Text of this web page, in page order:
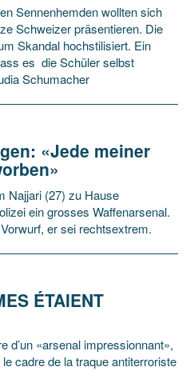
Sennenhemden wollten sich
Schweizer präsentieren. Die
Skandal hochstilisiert. Ein
es die Schüler selbst
Schumacher
«Jede meiner
Najjari (27) zu Hause
ein grosses Waffenarsenal.
er sei rechtsextrem.
ÉTAIENT
d’un «arsenal impressionnant»,
cadre de la traque antiterroriste